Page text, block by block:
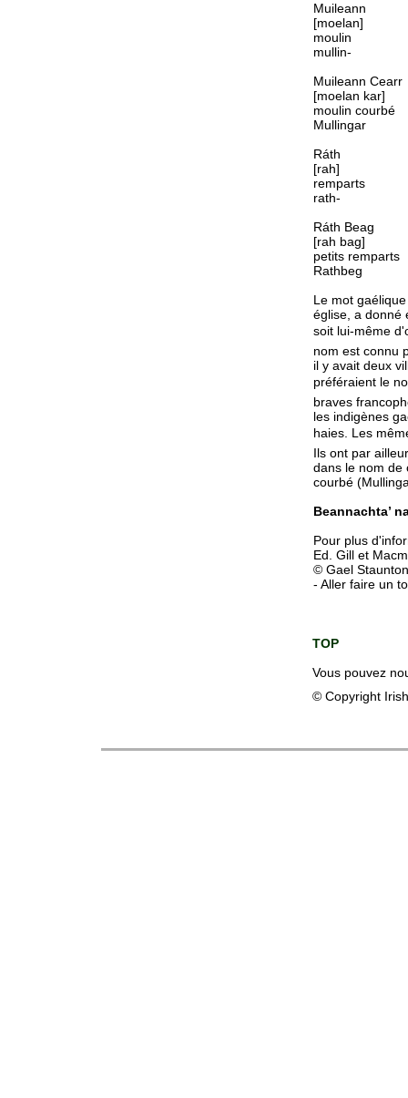
Muileann
[moelan]
moulin
mullin-
Muileann Cearr
[moelan kar]
moulin courbé
Mullingar
Ráth
[rah]
remparts
rath-
Ráth Beag
[rah bag]
petits remparts
Rathbeg
Le mot
église, a donné
soit lui-même
nom est connu
il y avait deux
préféraient le
braves
les indigènes
haies. Les
Ils ont par
dans le nom de
courbé
Beannachta’
Pour plus
Ed. Gill et
© Gael
- Aller faire un
TOP
Vous pouvez
© Copyright